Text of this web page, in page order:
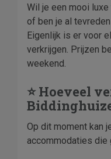
Wil je een mooi
of ben je al
Eigenlijk is er voor
verkrijgen. Prijzen
weekend.
⭐ Hoeveel
Op dit moment kan
accommodaties die